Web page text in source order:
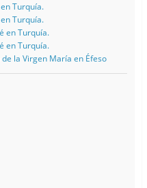
Turquía.
Turquía.
en Turquía.
en Turquía.
de la Virgen María en Éfeso